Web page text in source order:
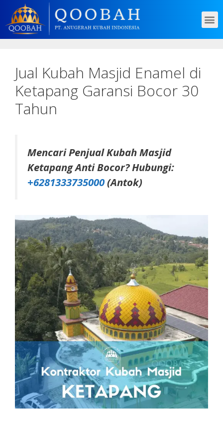
Jual Kubah Masjid Enamel di
Ketapang Garansi Bocor 30
Tahun
Mencari Penjual Kubah Masjid
Ketapang Anti Bocor? Hubungi:
+6281333735000(Antok)